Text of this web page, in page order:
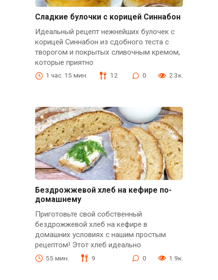
Сладкие булочки с корицей Синнабон
Идеальный рецепт нежнейших булочек с
корицей Синнабон из сдобного теста с
творогом и покрытых сливочным кремом,
которые приятно
1 час. 15 мин. 12 0 2.3к.
Бездрожжевой хлеб на кефире по-
домашнему
Приготовьте свой собственный
бездрожжевой хлеб на кефире в
домашних условиях с нашим простым
рецептом! Этот хлеб идеально
55 мин. 9 0 1.9к.